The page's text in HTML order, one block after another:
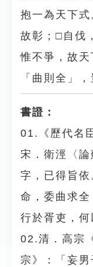
抱一為天下式
故彰；□自伐
惟不爭，故
「曲則全」
書證：
01.《歷代名
宋．衛涇〈
字，已得旨
命，委曲求
行於胥吏，何
02.清．高宗
宗》：「妄